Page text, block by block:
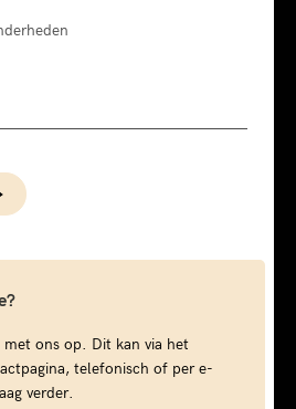
ons op. Dit kan via het
telefonisch of per e-
verder.